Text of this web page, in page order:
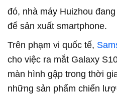
đó, nhà máy Huizhou
để sản xuất smartphone.
Trên phạm vi quốc tế,
cho việc ra mắt Galaxy
màn hình gập trong thời
những sản phẩm chiến